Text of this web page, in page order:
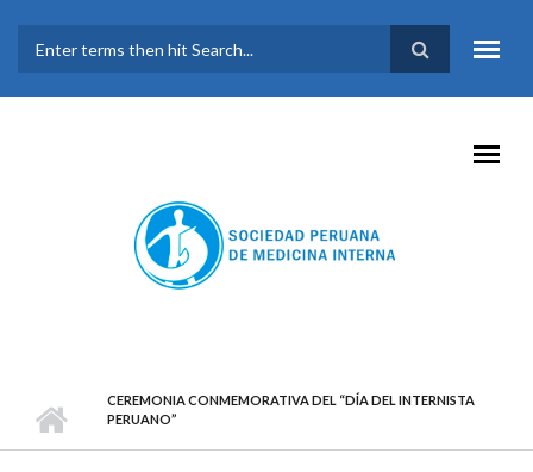
FORMULARIO DE
BÚSQUEDA
CEREMONIA CONMEMORATIVA DEL “DÍA DEL INTERNISTA
PERUANO”